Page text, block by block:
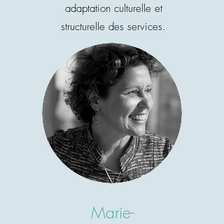
adaptation culturelle et
structurelle des services.
Marie-